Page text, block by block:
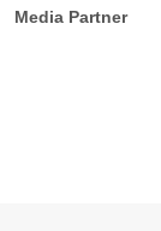
Media Partner